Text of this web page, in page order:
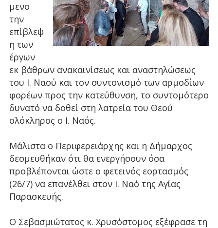
μενο
την
επίβλεψ
η των
έργων
εκ βάθρων ανακαινίσεως και αναστηλώσεως
του Ι. Ναού και τον συντονισμό των αρμοδίων
φορέων προς την κατεύθυνση, το συντομότερο
δυνατό να δοθεί στη λατρεία του Θεού
ολόκληρος ο Ι. Ναός.
Μάλιστα ο Περιφερειάρχης και η Δήμαρχος
δεσμευθήκαν ότι θα ενεργήσουν όσα
προβλέπονται ώστε ο φετεινός εορτασμός
(26/7) να επανέλθει στον Ι. Ναό της Αγίας
Παρασκευής.
Ο Σεβασμιώτατος κ. Χρυσόστομος εξέφρασε τη